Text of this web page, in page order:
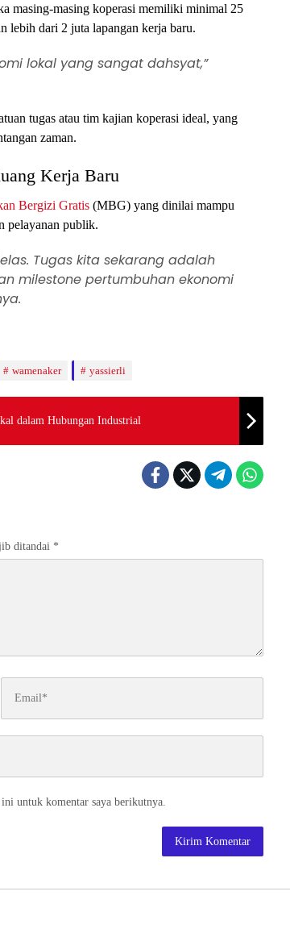
masing-masing koperasi memiliki minimal 25
lebih dari 2 juta lapangan kerja baru.
lokal yang sangat dahsyat,”
tugas atau tim kajian koperasi ideal, yang
zaman.
Kerja Baru
Bergizi Gratis (MBG) yang dinilai mampu
pelayanan publik.
Tugas kita sekarang adalah
milestone pertumbuhan ekonomi
wamenaker yassierli
dalam Hubungan Industrial
ditandai *
untuk komentar saya berikutnya.